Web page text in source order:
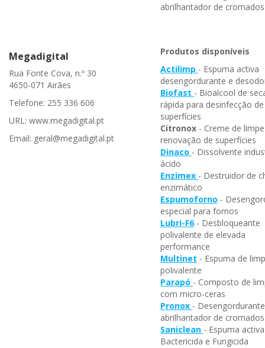
abrilhantador de
Megadigital
Rua Fonte Cova, n.º 30
4650-071 Airães
Telefone: 255 336 606
URL: www.megadigital.pt
Email: geral@megadigital.pt
Produtos disponíveis
Actilimp - Espuma activa
desengordurante e
Biofast - Bioalcool de
rápida para desinfecção de
superfícies
Citronox - Creme de
renovação de superfícies
Dinaco - Dissolvente
ácido
Enzimex - Destruidor de
enzimático
Espumoforno -
especial para fornos
Lubri-F6- Desbloqueante
polivalente de elevada
performance
Multinet - Espuma de
polivalente
Parapó - Composto de
com micro-ceras
Pronox - Desengordurante
abrilhantador de
Saniclean - Espuma activa
Bactericida e Fungicida